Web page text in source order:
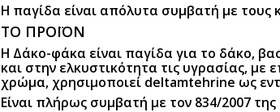
Η παγίδα είναι απόλυτα συμβατή με τους
ΤΟ ΠΡΟΪΟΝ
Η Δάκο-φάκα είναι παγίδα για το δάκο,
και στην ελκυστικότητα τις υγρασίας, με
χρώμα, χρησιμοποιεί deltamtehrine ως
Είναι πλήρως συμβατή με τον 834/2007